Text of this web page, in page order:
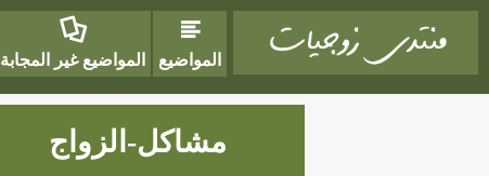
المواضيع المواضيع غير المجابة
مشاكل-الزواج